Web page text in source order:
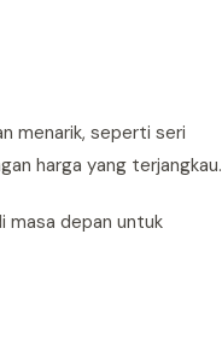
menarik, seperti seri
harga yang terjangkau.
masa depan untuk